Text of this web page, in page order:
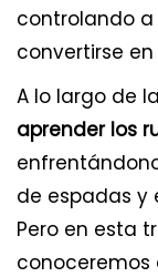
controlando a
convertirse
A lo largo de
aprender los
de espadas y
Pero en esta
conoceremos